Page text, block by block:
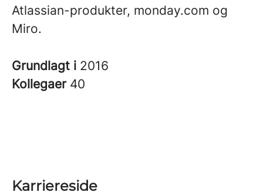
Atlassian-produkter, monday.com og
Miro.
Grundlagt i 2016
Kollegaer 40
Karriereside